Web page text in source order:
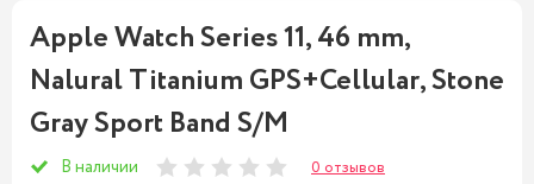
Apple Watch Series 11, 46 mm,
Nalural Titanium GPS+Cellular, Stone
Gray Sport Band S/M
В наличии 0 отзывов